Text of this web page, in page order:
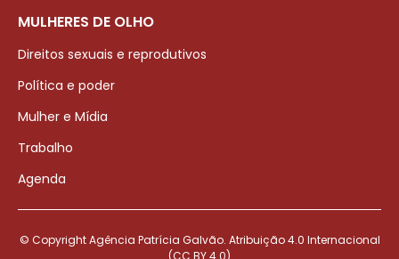
MULHERES DE OLHO
Direitos sexuais e reprodutivos
Política e poder
Mulher e Mídia
Trabalho
Agenda
© Copyright Agência Patrícia Galvão. Atribuição 4.0 Internacional